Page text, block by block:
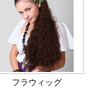
フラウィッグ